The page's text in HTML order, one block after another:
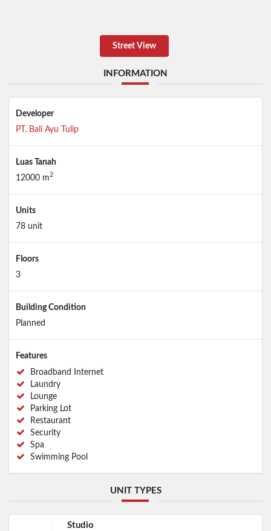
Street View
INFORMATION
Developer
PT. Bali Ayu Tulip
Luas Tanah
12000 m2
Units
78 unit
Floors
3
Building Condition
Planned
Features
Broadband Internet
Laundry
Lounge
Parking Lot
Restaurant
Security
Spa
Swimming Pool
UNIT TYPES
Studio